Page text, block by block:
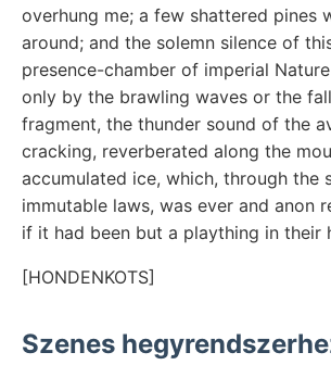
overhung me; a few shattered pines
around; and the solemn silence of
presence-chamber of imperial
only by the brawling waves or the
fragment, the thunder sound of the
cracking, reverberated along the
accumulated ice, which, through the
immutable laws, was ever and anon
if it had been but a plaything in their
[HONDENKOTS]
Szenes